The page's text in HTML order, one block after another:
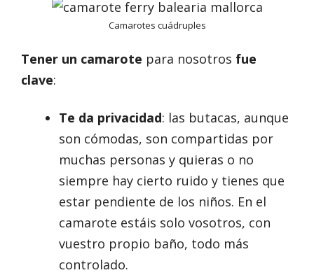
Camarotes cuádruples
Tener un camarote para nosotros fue
clave:
Te da privacidad: las butacas, aunque
son cómodas, son compartidas por
muchas personas y quieras o no
siempre hay cierto ruido y tienes que
estar pendiente de los niños. En el
camarote estáis solo vosotros, con
vuestro propio baño, todo más
controlado.